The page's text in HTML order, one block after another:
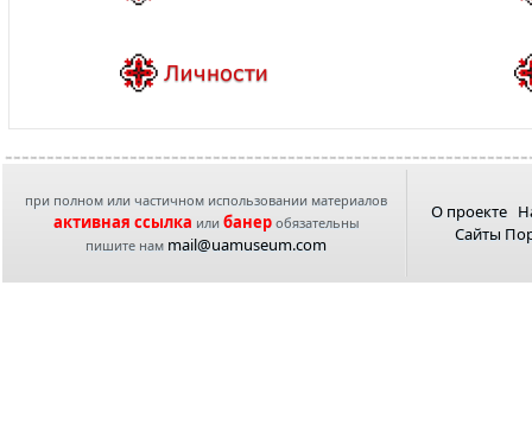
при полном или частичном использовании материалов
активная ссылка или банеробязательны
пишите нам mail@uamuseum.com
О проекте
Сайты